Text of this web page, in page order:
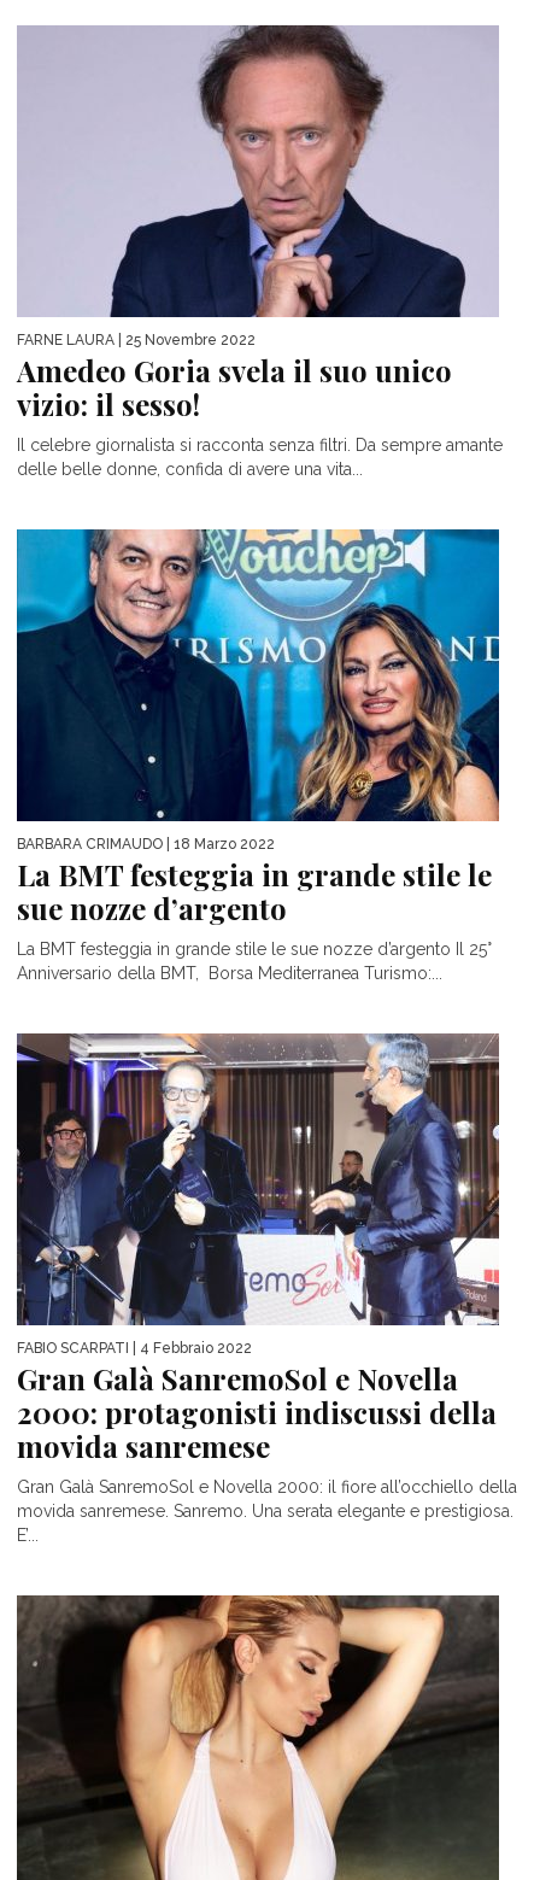
FARNE LAURA | 25 Novembre 2022
Amedeo Goria svela il suo unico
vizio: il sesso!
Il celebre giornalista si racconta senza filtri. Da sempre amante
delle belle donne, confida di avere una vita...
BARBARA CRIMAUDO | 18 Marzo 2022
La BMT festeggia in grande stile le
sue nozze d’argento
La BMT festeggia in grande stile le sue nozze d’argento Il 25°
Anniversario della BMT, Borsa Mediterranea Turismo:...
FABIO SCARPATI | 4 Febbraio 2022
Gran Galà SanremoSol e Novella
2000: protagonisti indiscussi della
movida sanremese
Gran Galà SanremoSol e Novella 2000: il fiore all’occhiello della
movida sanremese. Sanremo. Una serata elegante e prestigiosa.
E’...